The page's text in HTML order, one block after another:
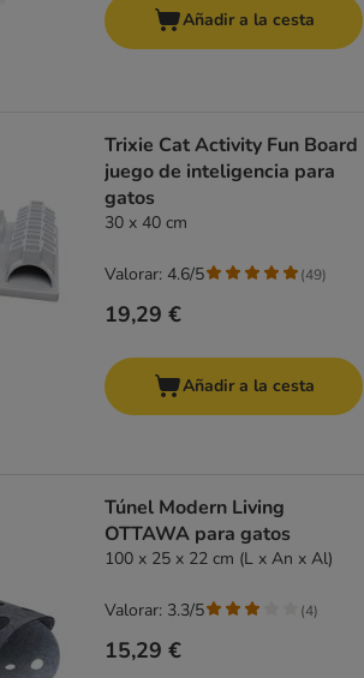
Añadir a la cesta
Trixie Cat Activity Fun Board
juego de inteligencia para
gatos
30 x 40 cm
19,29 €
Valorar: 4.6/5 (49)
Añadir a la cesta
Túnel Modern Living
OTTAWA para gatos
100 x 25 x 22 cm (L x An x Al)
15,29 €
Valorar: 3.3/5 (4)